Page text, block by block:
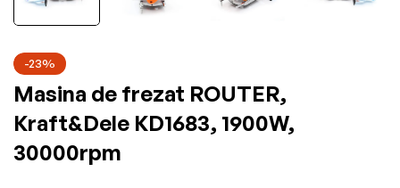
-23%
Masina de frezat ROUTER,
Kraft&Dele KD1683, 1900W,
30000rpm